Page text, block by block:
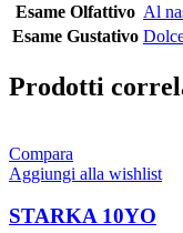
Esame Olfattivo Al
Esame Gustativo
Prodotti
Compara
Aggiungi alla wishlist
STARKA 10YO